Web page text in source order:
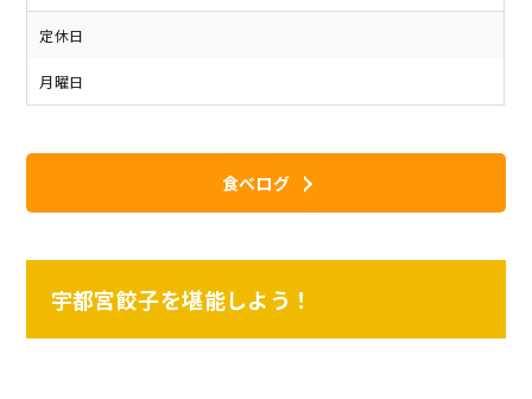
定休日
月曜日
食べログ
宇都宮餃子を堪能しよう！